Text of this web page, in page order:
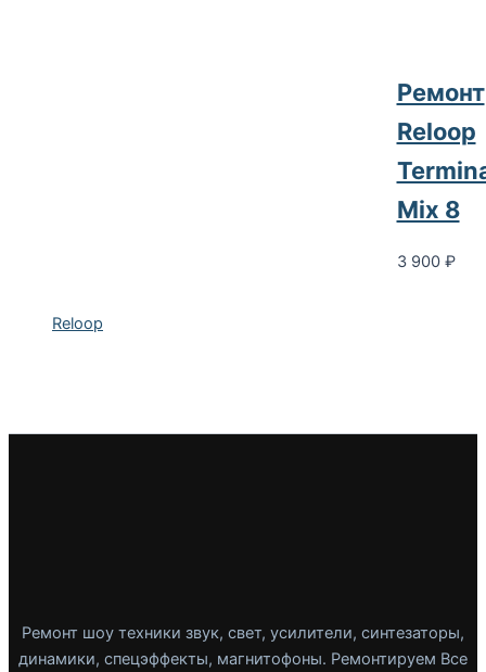
Reloop
Ремонт
Reloop
Mix 8
3 900 ₽
Ремонт шоу техники звук, свет, усилители, синтезаторы,
динамики, спецэффекты, магнитофоны. Ремонтируем Все